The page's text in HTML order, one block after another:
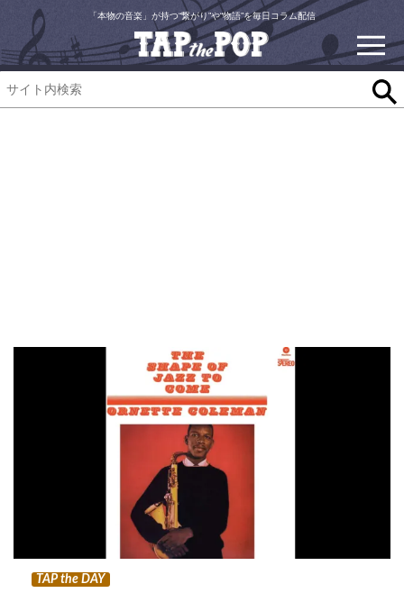
「本物の音楽」が持つ“繋がり”や“物語”を毎日コラム配信
TAP the DAY